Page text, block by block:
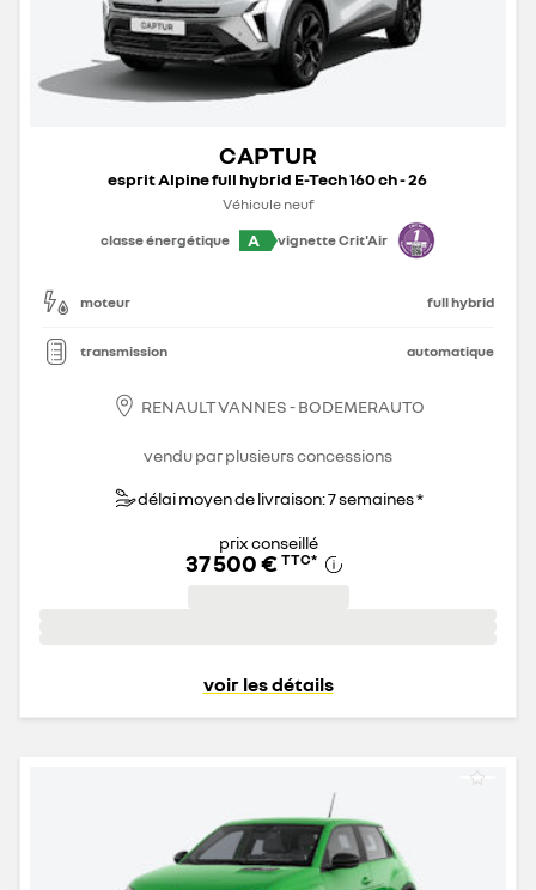
CAPTUR
esprit Alpine full hybrid E-Tech 160 ch - 26
Véhicule neuf
classe énergétique
A vignette Crit'Air
moteur full hybrid
transmission automatique
RENAULT VANNES - BODEMERAUTO
vendu par plusieurs concessions
délai moyen de livraison: 7 semaines *
prix conseillé
37 500 € TTC*
voir les détails